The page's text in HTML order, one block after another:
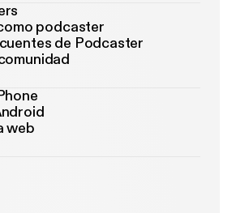
podcaster
de Podcaster
web